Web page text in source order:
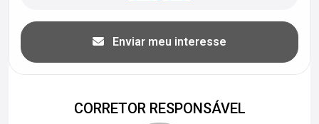
Enviar meu interesse
CORRETOR RESPONSÁVEL